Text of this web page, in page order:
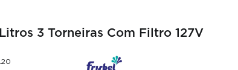
3 Torneiras Com Filtro 127V